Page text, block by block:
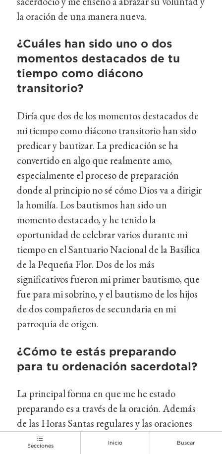
la oración de una manera nueva.
¿Cuáles han sido uno o dos
momentos destacados de tu
tiempo como diácono
transitorio?
Diría que dos de los momentos destacados de
mi tiempo como diácono transitorio han sido
predicar y bautizar. La predicación se ha
convertido en algo que realmente amo,
especialmente el proceso de preparación
donde al principio no sé cómo Dios va a dirigir
la homilía. Los bautismos han sido un
momento destacado, y he tenido la
oportunidad de celebrar varios durante mi
tiempo en el Santuario Nacional de la Basílica
de la Pequeña Flor. Dos de los más
significativos fueron mi primer bautismo, que
fue para mi sobrino, y el bautismo de los hijos
de dos compañeros de secundaria en mi
parroquia de origen.
¿Cómo te estás preparando
para tu ordenación sacerdotal?
La principal forma en que me he estado
preparando es a través de la oración. Además
de las Horas Santas regulares y las oraciones
que digo, recientemente completé el retiro
Secciones
Inicio Buscar